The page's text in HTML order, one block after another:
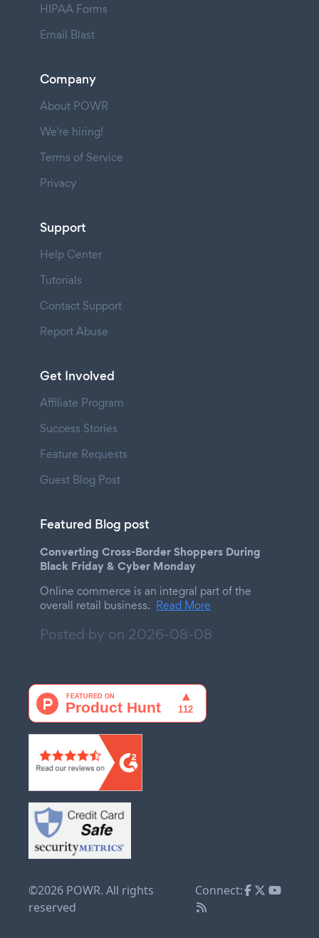
HIPAA Forms
Email Blast
Company
About POWR
We're hiring!
Terms of Service
Privacy
Support
Help Center
Tutorials
Contact Support
Report Abuse
Get Involved
Affiliate Program
Success Stories
Feature Requests
Guest Blog Post
Featured Blog post
Converting Cross-Border Shoppers During
Black Friday & Cyber Monday
Online commerce is an integral part of the
overall retail business. Read More
Posted by on 2026-08-08
©2026 POWR. All rights
reserved
Connect: